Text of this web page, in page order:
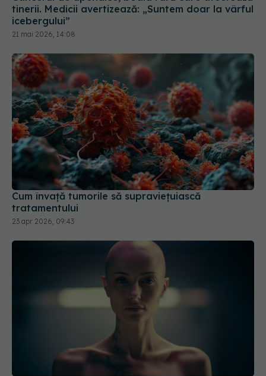
tinerii. Medicii avertizează: „Suntem doar la vârful
icebergului”
21 mai 2026, 14:08
Cum învață tumorile să supraviețuiască
tratamentului
23 apr 2026, 09:43